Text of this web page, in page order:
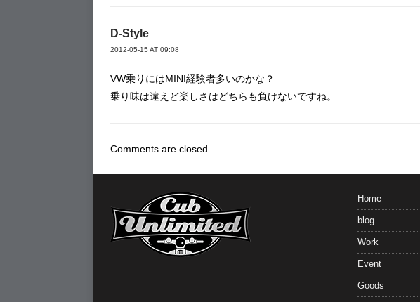
D-Style
2012-05-15 AT 09:08
VW乗りにはMINI経験者多いのかな？
乗り味は違えど楽しさはどちらも負けないですね。
Comments are closed.
Home
blog
Work
Event
Goods